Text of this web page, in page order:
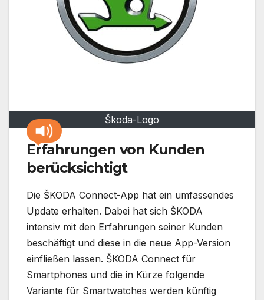
Škoda-Logo
Erfahrungen von Kunden
berücksichtigt
Die ŠKODA Connect-App hat ein umfassendes
Update erhalten. Dabei hat sich ŠKODA
intensiv mit den Erfahrungen seiner Kunden
beschäftigt und diese in die neue App-Version
einfließen lassen. ŠKODA Connect für
Smartphones und die in Kürze folgende
Variante für Smartwatches werden künftig